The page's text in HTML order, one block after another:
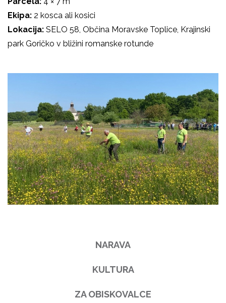
Ekipa: 2 kosca ali kosici
Lokacija: SELO 58, Občina Moravske Toplice, Krajinski
park Goričko v bližini romanske rotunde
NARAVA
KULTURA
ZA OBISKOVALCE